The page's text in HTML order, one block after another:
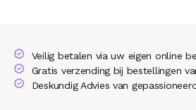
Veilig betalen via uw eigen online
Gratis verzending bij bestellingen
Deskundig Advies van